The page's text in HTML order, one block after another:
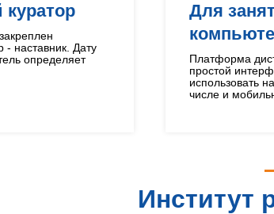
- наставник. Дату
определяет
Для
Платформа
простой
использовать
числе и
Институт